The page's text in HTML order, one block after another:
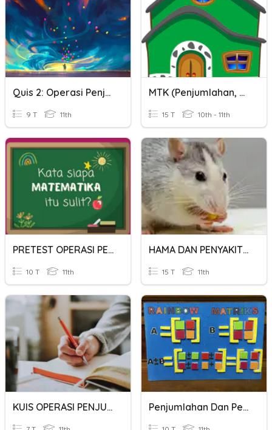
Quis 2: Operasi Penjumlahan Dan Pengurangan Vektor
9 T 11th
MTK (Penjumlahan, Pengurangan, Pembagian Dan Perkalian)
15 T 10th - 11th
PRETEST OPERASI PERKALIAN DAN PEMBAGIAN POLINOMIAL
10 T 11th
HAMA DAN PENYAKIT PENYIMPANAN DAN PENGGUDANGAN
15 T 11th
KUIS OPERASI PENJUMLAHAN DAN PENGURANGAN MATRIKS Penjumlahan Dan Pengurangan Matriks